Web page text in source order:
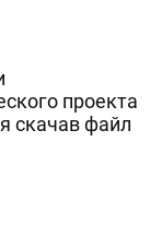
проекта
скачав файл